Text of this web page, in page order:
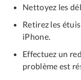
Nettoyez les
Retirez les
iPhone.
Effectuez un
problème est